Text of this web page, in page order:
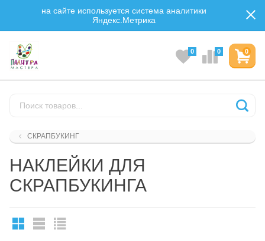
на сайте используется система аналитики
Яндекс.Метрика
0
0 0
СКРАПБУКИНГ
НАКЛЕЙКИ ДЛЯ
СКРАПБУКИНГА